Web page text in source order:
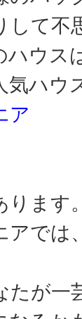
して不
ハウス
ハウ
ア
ります。
アでは
たが一